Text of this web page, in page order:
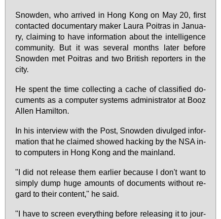
Snow­den, who ar­ri­ved in Hong Kong on May 20, first
con­tac­ted do­cu­men­ta­ry ma­ker Lau­ra Poi­t­ras in Ja­nu­a­
ry, clai­ming to ha­ve in­for­ma­ti­on about the in­tel­li­gence
com­mu­ni­ty. But it was se­veral months la­ter be­fo­re
Snow­den met Poi­t­ras and two Bri­tish re­por­ters in the
ci­ty.
He spent the time collec­ting a cache of clas­si­fied do­
cu­ments as a com­pu­ter sys­tems ad­mi­nis­tra­tor at Booz
Al­len Ha­mil­ton.
In his in­ter­view with the Post, Snow­den di­vul­ged in­for­
ma­ti­on that he clai­med show­ed hacking by the NSA in­
to com­pu­ters in Hong Kong and the main­land.
"I did not re­lease them ear­lier be­cau­se I don't want to
sim­ply dump hu­ge amounts of do­cu­ments wi­thout re­
gard to their con­tent," he said.
"I ha­ve to screen ever­y­thing be­fo­re re­leasing it to jour­